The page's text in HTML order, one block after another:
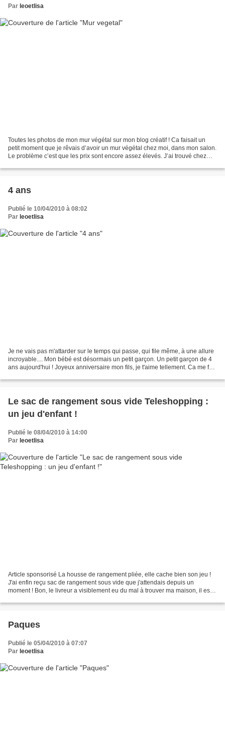
Par leoetlisa
Toutes les photos de mon mur végétal sur mon blog créatif ! Ca faisait un
petit moment que je rêvais d’avoir un mur végétal chez moi, dans mon salon.
Le problème c’est que les prix sont encore assez élevés. J’ai trouvé chez
4 ans
Publié le 10/04/2010 à 08:02
Par leoetlisa
Je ne vais pas m'attarder sur le temps qui passe, qui file même, à une allure
incroyable.... Mon bébé est désormais un petit garçon. Un petit garçon de 4
ans aujourd'hui ! Joyeux anniversaire mon fils, je t'aime tellement. Ca me fait
Le sac de rangement sous vide Teleshopping :
un jeu d'enfant !
Publié le 08/04/2010 à 14:00
Par leoetlisa
Article sponsorisé La housse de rangement pliée, elle cache bien son jeu !
J'ai enfin reçu sac de rangement sous vide que j'attendais depuis un
moment ! Bon, le livreur a visiblement eu du mal à trouver ma maison, il est
Paques
Publié le 05/04/2010 à 07:07
Par leoetlisa